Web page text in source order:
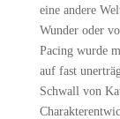
eine andere
Wunder oder
Pacing wurde
auf fast
Schwall von